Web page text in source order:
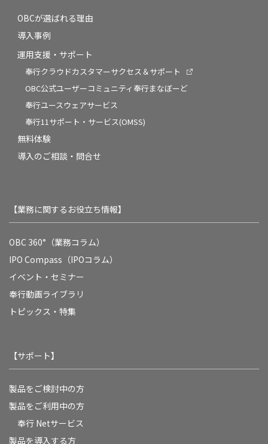
OBCが選ばれる理由
導入事例
運用支援・サポート
奉行クラウドカスタマーサクセス＆サポート
OBC公式ユーザーコミュニティ奉行まなぼーど
奉行ユースウェアサービス
奉行11サポート・サービス(OMSS)
無料体験
導入のご相談・問合せ
【業務に関するお役立ち情報】
OBC 360°（業務コラム）
IPO Compass（IPOコラム）
イベント・セミナー
奉行動画ライブラリ
トピックス・特集
【サポート】
製品をご検討中の方
製品をご利用中の方
奉行 Netサービス
製品を導入する方